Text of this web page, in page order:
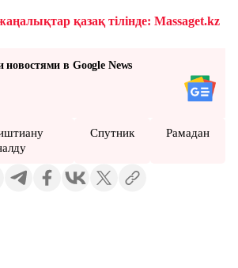
қазақ тілінде: Massaget.kz
в Google News
Спутник Рамадан